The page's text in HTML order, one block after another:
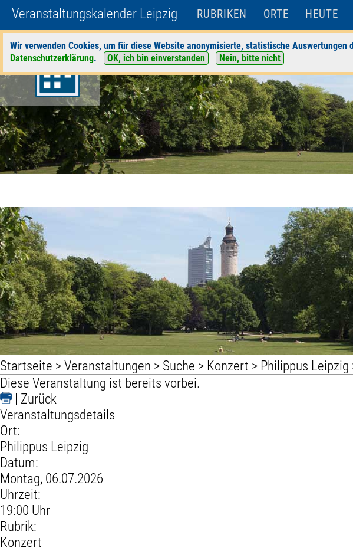
Veranstaltungskalender Leipzig RUBRIKEN ORTE HEUTE
Wir verwenden Cookies, um für diese Website anonymisierte, statistische
Datenschutzerklärung. OK, ich bin einverstanden Nein, bitte nicht
Startseite >Veranstaltungen > Suche > Konzert > Philippus Leipzig
Diese Veranstaltung ist bereits vorbei.
Zurück
Veranstaltungsdetails
Ort:
Philippus Leipzig
Datum:
Montag, 06.07.2026
Uhrzeit:
19:00 Uhr
Rubrik:
Konzert